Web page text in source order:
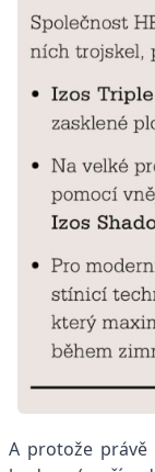
A protože právě